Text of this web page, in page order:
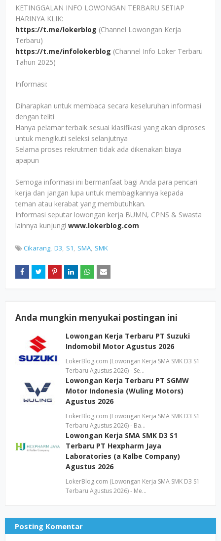
KETINGGALAN INFO LOWONGAN TERBARU SETIAP
HARINYA KLIK:
https://t.me/lokerblog (Channel Lowongan Kerja
Terbaru)
https://t.me/infolokerblog (Channel Info Loker Terbaru
Tahun 2025)
Informasi:
Diharapkan untuk membaca secara keseluruhan informasi
dengan teliti
Hanya pelamar terbaik sesuai klasifikasi yang akan diproses
untuk mengikuti seleksi selanjutnya
Selama proses rekrutmen tidak ada dikenakan biaya
apapun
Semoga informasi ini bermanfaat bagi Anda para pencari
kerja dan jangan lupa untuk membagikannya kepada
teman atau kerabat yang membutuhkan.
Informasi seputar lowongan kerja BUMN, CPNS & Swasta
lainnya kunjungi www.lokerblog.com
Cikarang D3 S1 SMA SMK
Anda mungkin menyukai postingan ini
Lowongan Kerja Terbaru PT Suzuki
Indomobil Motor Agustus 2026
LokerBlog.com (Lowongan Kerja SMA SMK D3 S1
Terbaru Agustus 2026) - Se…
Lowongan Kerja Terbaru PT SGMW
Motor Indonesia (Wuling Motors)
Agustus 2026
LokerBlog.com (Lowongan Kerja SMA SMK D3 S1
Terbaru Agustus 2026) - Ba…
Lowongan Kerja SMA SMK D3 S1
Terbaru PT Hexpharm Jaya
Laboratories (a Kalbe Company)
Agustus 2026
LokerBlog.com (Lowongan Kerja SMA SMK D3 S1
Terbaru Agustus 2026) - Me…
Posting Komentar